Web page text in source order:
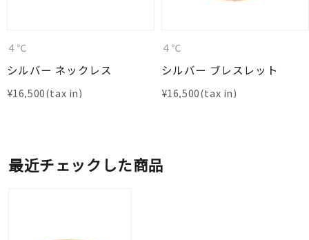
４℃
シルバー ネックレス
¥16,500
４℃
シルバー ブレスレット
¥16,500
最近チェックした商品